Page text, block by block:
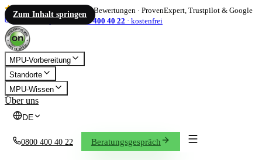
Zum Inhalt springen
4,86 / 5 1.833 Bewertungen · ProvenExpert, Trustpilot & Google
info@on-mpu.de
0800 400 40 22 · kostenfrei
MPU-Vorbereitung
Standorte
MPU-Wissen
Über uns
DE
0800 400 40 22 Beratungsgespräch